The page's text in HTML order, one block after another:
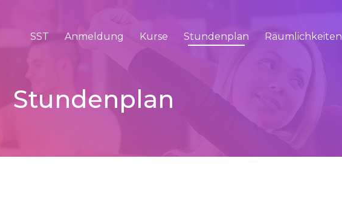
SST Anmeldung Kurse Stundenplan Räumlichkeiten
Stundenplan